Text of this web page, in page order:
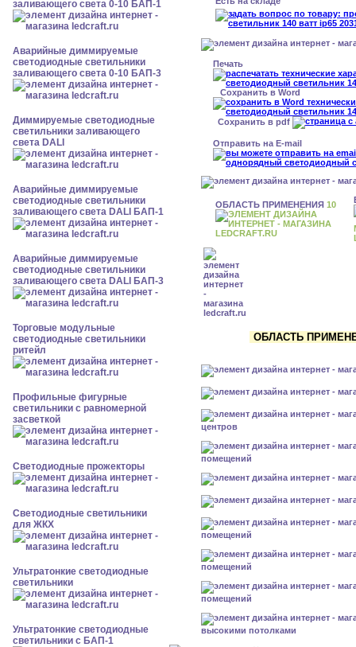
заливающего света 0-10 БАП-1
Аварийные диммируемые
светодиодные светильники
заливающего света 0-10 БАП-3
Диммируемые светодиодные
светильники заливающего
света DALI
Аварийные диммируемые
светодиодные светильники
заливающего света DALI БАП-1
Аварийные диммируемые
светодиодные светильники
заливающего света DALI БАП-3
Торговые модульные
светодиодные светильники
ритейл
Профильные фигурные
светильники с равномерной
засветкой
Светодиодные прожекторы
Светодиодные светильники
для ЖКХ
Ультратонкие светодиодные
светильники
Ультратонкие светодиодные
светильники с БАП-1
Печать
Сохранить в Word
Сохранить в pdf
Отправить на E-mail
ОБЛАСТЬ ПРИМЕНЕНИЯ 10
ОБЛАСТЬ
центров
помещений
помещений
помещений
помещений
высокими потолками